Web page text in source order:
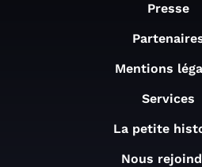
Presse
Mentions
Services
La petite
Nous